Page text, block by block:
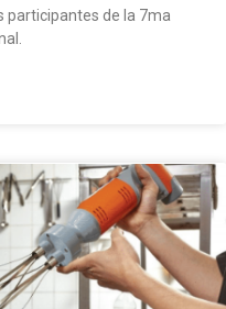
participantes de la 7ma